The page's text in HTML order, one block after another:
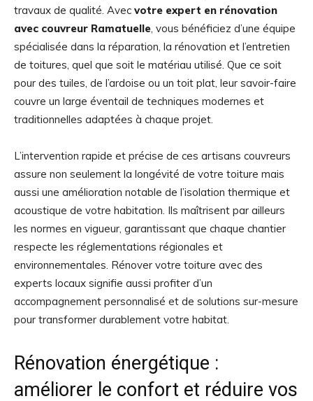
travaux de qualité. Avec votre expert en rénovation
avec couvreur Ramatuelle, vous bénéficiez d’une équipe
spécialisée dans la réparation, la rénovation et l’entretien
de toitures, quel que soit le matériau utilisé. Que ce soit
pour des tuiles, de l’ardoise ou un toit plat, leur savoir-faire
couvre un large éventail de techniques modernes et
traditionnelles adaptées à chaque projet.
L’intervention rapide et précise de ces artisans couvreurs
assure non seulement la longévité de votre toiture mais
aussi une amélioration notable de l’isolation thermique et
acoustique de votre habitation. Ils maîtrisent par ailleurs
les normes en vigueur, garantissant que chaque chantier
respecte les réglementations régionales et
environnementales. Rénover votre toiture avec des
experts locaux signifie aussi profiter d’un
accompagnement personnalisé et de solutions sur-mesure
pour transformer durablement votre habitat.
Rénovation énergétique :
améliorer le confort et réduire vos